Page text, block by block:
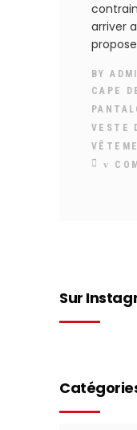
arriver
BY
CAPE
VESTE
Sur